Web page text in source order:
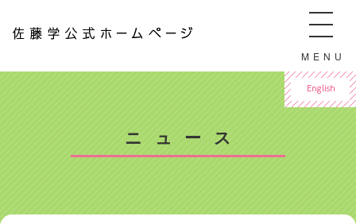
佐藤学公式ホームページ ManabuSATO WebSite
MENU
For English
ニュース